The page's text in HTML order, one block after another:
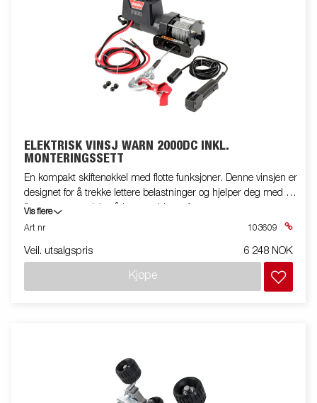
ELEKTRISK VINSJ WARN 2000DC INKL.
MONTERINGSSETT
En kompakt skiftenøkkel med flotte funksjoner. Denne vinsjen er
designet for å trekke lettere belastninger og hjelper deg med å
flytte mer materiale på kortere tid enn før.
Vis flere
Art nr
103609
Veil. utsalgspris 6 248 NOK
Kjøpe